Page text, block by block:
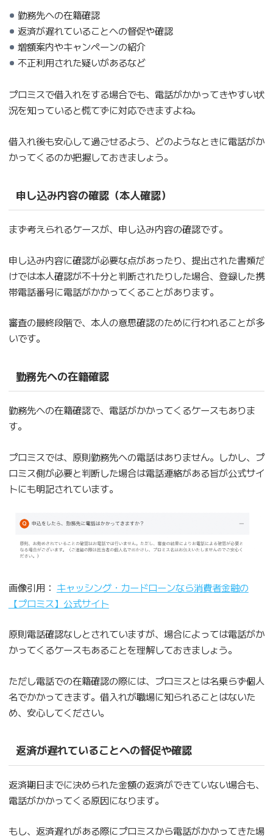
勤務先への在籍確認
返済が遅れていることへの督促や確認
増額案内やキャンペーンの紹介
不正利用された疑いがあるなど
プロミスで借入れをする場合でも、電話がかかってきやすい状
況を知っていると慌てずに対応できますよね。
借入れ後も安心して過ごせるよう、どのようなときに電話がか
かってくるのか把握しておきましょう。
申し込み内容の確認（本人確認）
まず考えられるケースが、申し込み内容の確認です。
申し込み内容に確認が必要な点があったり、提出された書類だ
けでは本人確認が不十分と判断されたりした場合、登録した携
帯電話番号に電話がかかってくることがあります。
審査の最終段階で、本人の意思確認のために行われることが多
いです。
勤務先への在籍確認
勤務先への在籍確認で、電話がかかってくるケースもありま
す。
プロミスでは、原則勤務先への電話はありません。しかし、プ
ロミス側が必要と判断した場合は電話連絡がある旨が公式サイ
トにも明記されています。
画像引用： キャッシング・カードローンなら消費者金融の
【プロミス】公式サイト
原則電話確認なしとされていますが、場合によっては電話がか
かってくるケースもあることを理解しておきましょう。
ただし電話での在籍確認の際には、プロミスとは名乗らず個人
名でかかってきます。借入れが職場に知られることはないた
め、安心してください。
返済が遅れていることへの督促や確認
返済期日までに決められた金額の返済ができていない場合も、
電話がかかってくる原因になります。
もし、返済遅れがある際にプロミスから電話がかかってきた場